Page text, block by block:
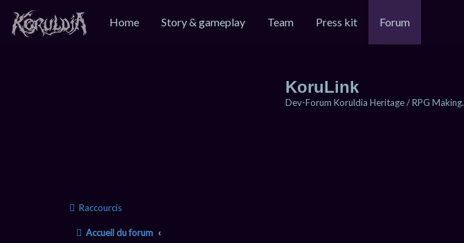
Home Story & gameplay Team Press kit Forum
KoruLink
Dev-Forum Koruldia Heritage / RPG Making.
Raccourcis
Accueil du forum